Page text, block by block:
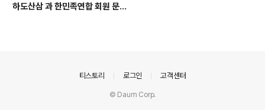
하도산삼 과 한민족연합 회원 문효
티스토리 로그인 고객센터
© Daum Corp.